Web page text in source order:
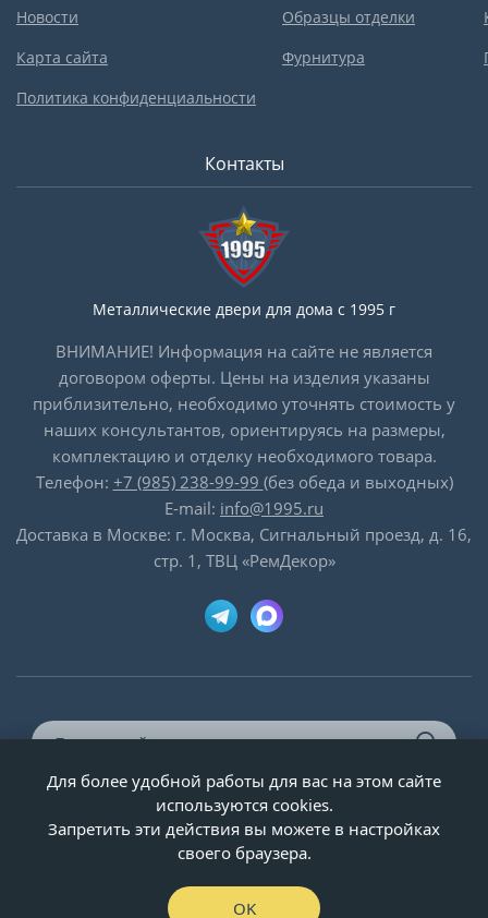
Новости
Карта сайта
Политика конфиденциальности
Образцы отделки
Фурнитура
Контакты
Металлические двери для дома с 1995 г
ВНИМАНИЕ! Информация на сайте не является
договором оферты. Цены на изделия указаны
приблизительно, необходимо уточнять стоимость у
наших консультантов, ориентируясь на размеры,
комплектацию и отделку необходимого товара.
Телефон: +7 (985) 238-99-99 (без обеда и выходных)
E-mail: info@1995.ru
Доставка в Москве: г. Москва, Сигнальный проезд, д. 16,
стр. 1, ТВЦ «РемДекор»
© ООО «Двери-и-точка», ИНН 5020092947, 1995-2026 г.
Для более удобной работы для вас на этом сайте
используются cookies.
Запретить эти действия вы можете в настройках
своего браузера.
OK